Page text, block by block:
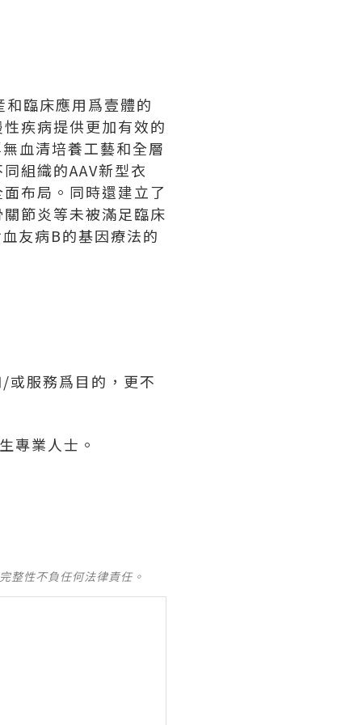
臨床應用爲壹體的
疾病提供更加有效的
血清培養工藝和全層
組織的AAV新型衣
布局。同時還建立了
節炎等未被滿足臨床
友病B的基因療法的
或服務爲目的，更不
專業人士。
整性不負任何法律責任。